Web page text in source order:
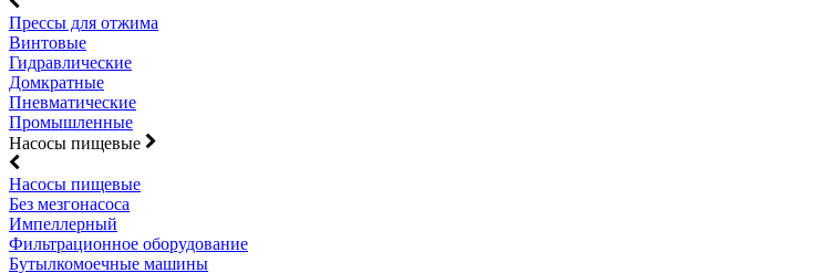
Прессы для отжима
Винтовые
Гидравлические
Домкратные
Пневматические
Промышленные
Насосы пищевые
Насосы пищевые
Без мезгонасоса
Импеллерный
Фильтрационное оборудование
Бутылкомоечные машины